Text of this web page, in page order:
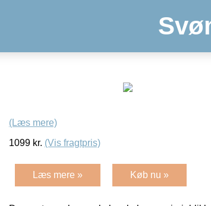
(Læs mere)
1099 kr. (Vis fragtpris)
Læs mere » Køb nu »